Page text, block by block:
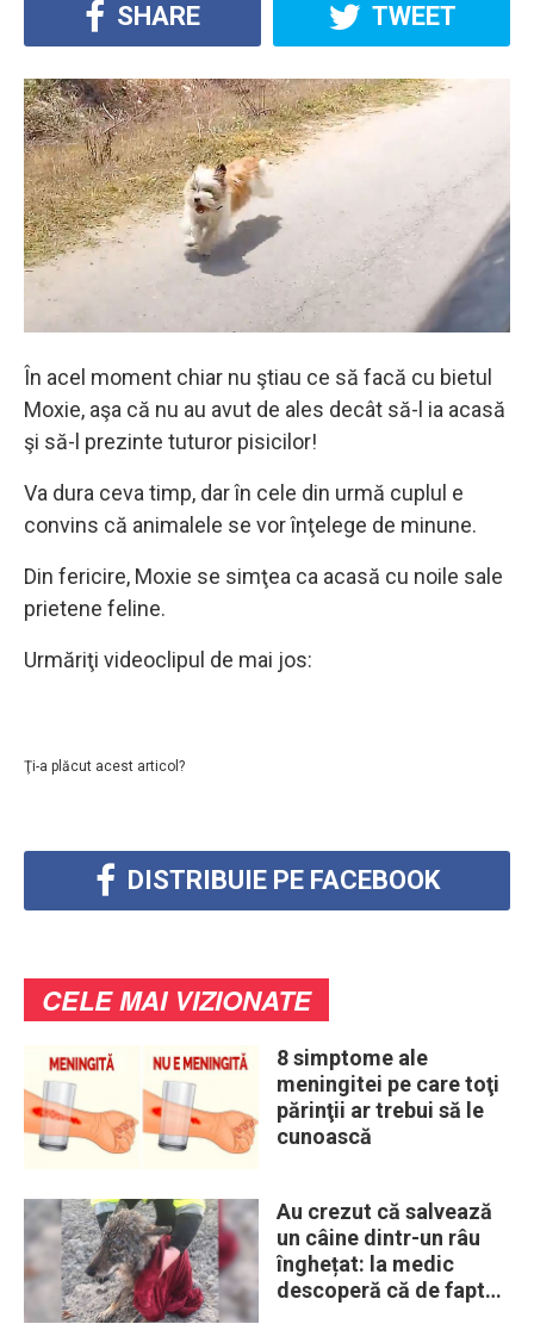
SHARE TWEET
În acel moment chiar nu ştiau ce să facă cu bietul
Moxie, aşa că nu au avut de ales decât să-l ia acasă
şi să-l prezinte tuturor pisicilor!
Va dura ceva timp, dar în cele din urmă cuplul e
convins că animalele se vor înţelege de minune.
Din fericire, Moxie se simţea ca acasă cu noile sale
prietene feline.
Urmăriţi videoclipul de mai jos:
Ţi-a plăcut acest articol?
DISTRIBUIE PE FACEBOOK
CELE MAI VIZIONATE
8 simptome ale
meningitei pe care toţi
părinţii ar trebui să le
cunoască
Au crezut că salvează
un câine dintr-un râu
înghețat: la medic
descoperă că de fapt